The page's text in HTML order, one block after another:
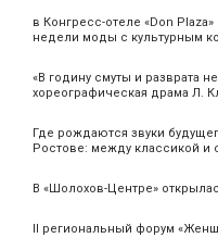
в Конгресс-отеле «Don
недели моды с культурным
«В годину смуты и разврата
хореографическая драма Л.
Где рождаются звуки
Ростове: между классикой и
В «Шолохов-Центре»
II региональный форум